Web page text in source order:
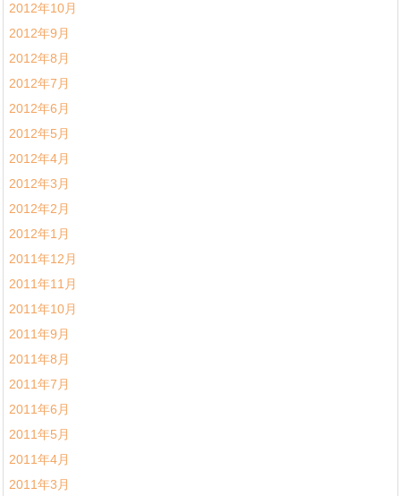
2012年10月
2012年9月
2012年8月
2012年7月
2012年6月
2012年5月
2012年4月
2012年3月
2012年2月
2012年1月
2011年12月
2011年11月
2011年10月
2011年9月
2011年8月
2011年7月
2011年6月
2011年5月
2011年4月
2011年3月